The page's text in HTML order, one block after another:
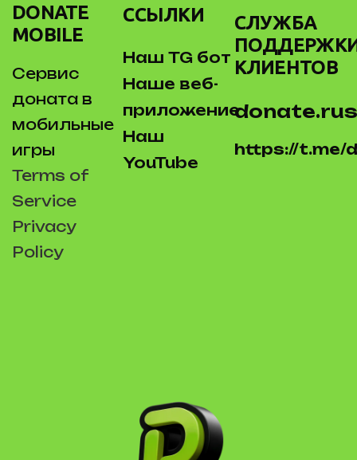
DONATE
MOBILE
Сервис
доната в
мобильные
игры
Terms of
Service
Privacy
Policy
ССЫЛКИ
Наш TG бот
Наше веб-
приложение
Наш
YouTube
СЛУЖБА
КЛИЕНТОВ
https://t.me/